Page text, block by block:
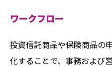
ワークフロー
投資信託商品や保険商品の
化することで、事務および